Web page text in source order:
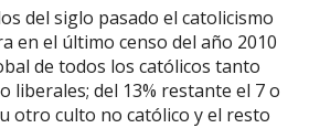
del siglo pasado el catolicismo
en el último censo del año 2010
de todos los católicos tanto
liberales; del 13% restante el 7 o
otro culto no católico y el resto